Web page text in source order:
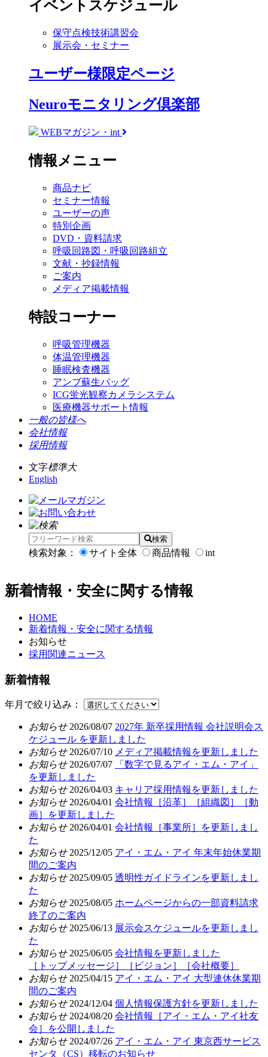
イベントスケジュール
保守点検技術講習会
展示会・セミナー
ユーザー様限定ページ
Neuroモニタリング倶楽部
WEBマガジン・int
情報メニュー
商品ナビ
セミナー情報
ユーザーの声
特別企画
DVD・資料請求
呼吸回路図・呼吸回路組立
文献・抄録情報
ご案内
メディア掲載情報
特設コーナー
呼吸管理機器
体温管理機器
睡眠検査機器
アンブ蘇生バッグ
ICG蛍光観察カメラシステム
医療機器サポート情報
一般の皆様へ
会社情報
採用情報
文字標準大
English
検索
検索対象： サイト全体 商品情報 int
新着情報・安全に関する情報
HOME
新着情報・安全に関する情報
お知らせ
採用関連ニュース
新着情報
年月で絞り込み：
お知らせ 2026/08/07 2027年 新卒採用情報 会社説明会ス
ケジュール を更新しました
お知らせ 2026/07/10 メディア掲載情報を更新しました
お知らせ 2026/07/07
「数字で見るアイ・エム・アイ」
を更新しました
お知らせ 2026/04/03 キャリア採用情報を更新しました
お知らせ 2026/04/01 会社情報［沿革］［組織図］［動
画］を更新しました
お知らせ 2026/04/01 会社情報［事業所］を更新しまし
た
お知らせ 2025/12/05 アイ・エム・アイ 年末年始休業期
間のご案内
お知らせ 2025/09/05 透明性ガイドラインを更新しまし
た
お知らせ 2025/08/05 ホームページからの一部資料請求
終了のご案内
お知らせ 2025/06/13 展示会スケジュールを更新しまし
た
お知らせ 2025/06/05 会社情報を更新しました
［トップメッセージ］［ビジョン］［会社概要］
お知らせ 2025/04/15 アイ・エム・アイ 大型連休休業期
間のご案内
お知らせ 2024/12/04 個人情報保護方針を更新しました
お知らせ 2024/08/20 会社情報［アイ・エム・アイ社友
会］を公開しました
お知らせ 2024/07/26 アイ・エム・アイ 東京西サービス
センタ（CS）移転のお知らせ